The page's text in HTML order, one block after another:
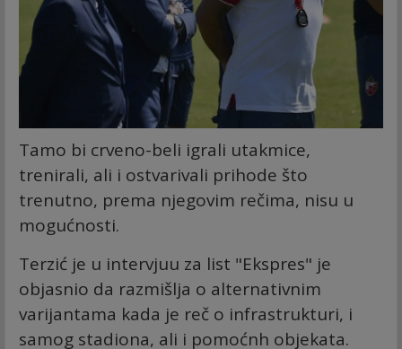
Tamo bi crveno-beli igrali utakmice,
trenirali, ali i ostvarivali prihode što
trenutno, prema njegovim rečima, nisu u
mogućnosti.
Terzić je u intervjuu za list "Ekspres" je
objasnio da razmišlja o alternativnim
varijantama kada je reč o infrastrukturi, i
samog stadiona, ali i pomoćnh objekata.